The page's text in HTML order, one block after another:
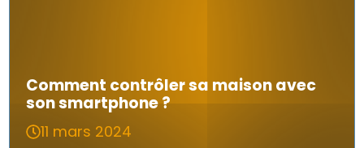
Comment contrôler sa maison avec
son smartphone ?
11 mars 2024